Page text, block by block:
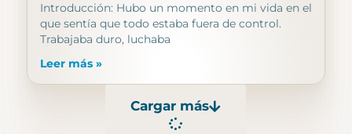
Introducción: Hubo un momento en mi vida en el
que sentía que todo estaba fuera de control.
Trabajaba duro, luchaba
Leer más »
Cargar más